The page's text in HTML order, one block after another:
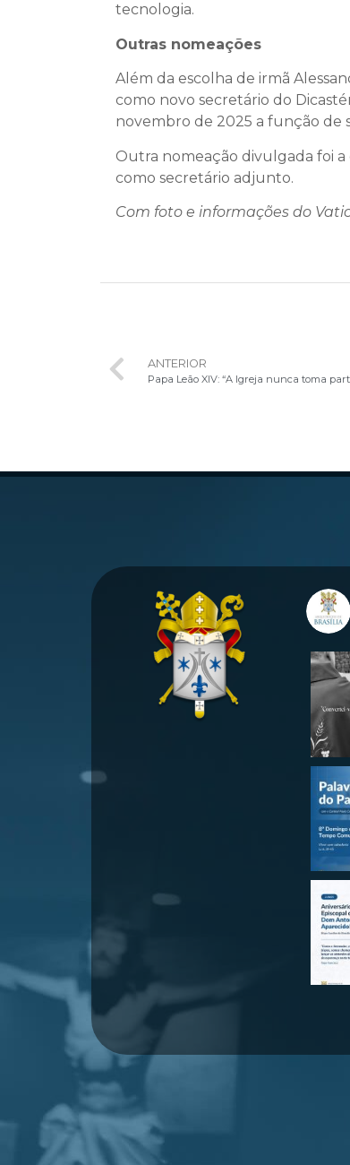
tecnologia.
Outras nomeações
Além da escolha de irmã
como novo secretário do
novembro de 2025 a função de
Outra nomeação divulgada foi a
como secretário adjunto.
Com foto e informações do
ANTERIOR
Papa Leão XIV: “A Igreja nunca toma